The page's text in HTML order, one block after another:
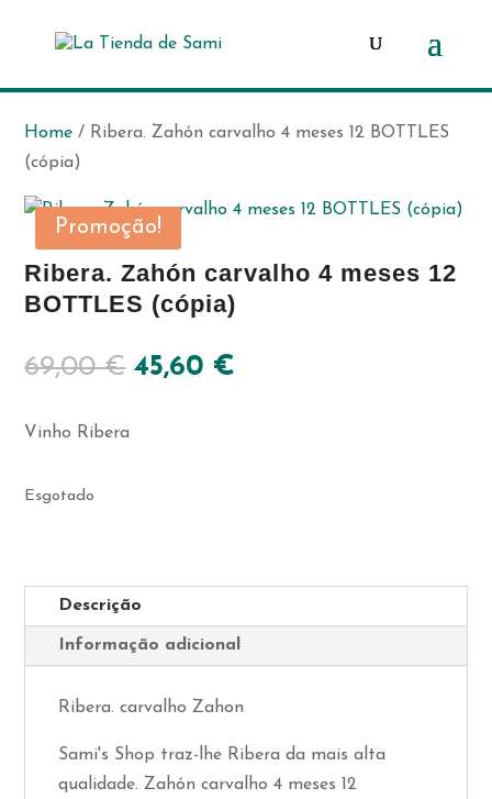
Home / Ribera. Zahón carvalho 4 meses 12 BOTTLES
(cópia)
Promoção!
Ribera. Zahón carvalho 4 meses 12
BOTTLES (cópia)
69,00€ O
45,60 €
Vinho Ribera
Esgotado
Descrição
Informação adicional
Ribera. carvalho Zahon
Sami's Shop traz-lhe Ribera da mais alta
qualidade. Zahón carvalho 4 meses 12